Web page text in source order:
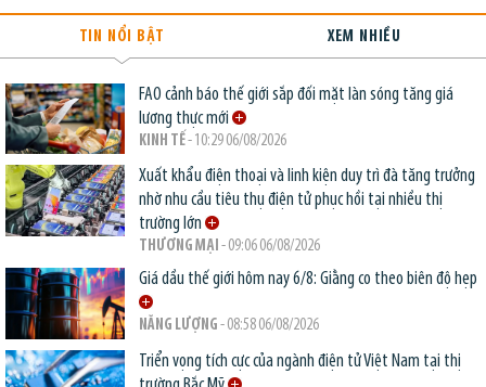
TIN NỔI BẬT XEM NHIỀU
FAO cảnh báo thế giới sắp đối mặt làn sóng tăng giá
lương thực mới
KINH TẾ- 10:29 06/08/2026
Xuất khẩu điện thoại và linh kiện duy trì đà tăng trưởng
nhờ nhu cầu tiêu thụ điện tử phục hồi tại nhiều thị
trường lớn
THƯƠNG MẠI - 09:06 06/08/2026
Giá dầu thế giới hôm nay 6/8: Giằng co theo biên độ hẹp
NĂNG LƯỢNG - 08:58 06/08/2026
Triển vọng tích cực của ngành điện tử Việt Nam tại thị